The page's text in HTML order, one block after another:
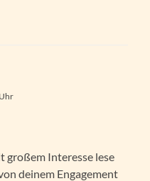
großem Interesse lese
deinem Engagement